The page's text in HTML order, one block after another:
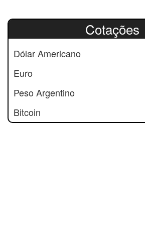
Cotações
Dólar Americano
Euro
Peso Argentino
Bitcoin